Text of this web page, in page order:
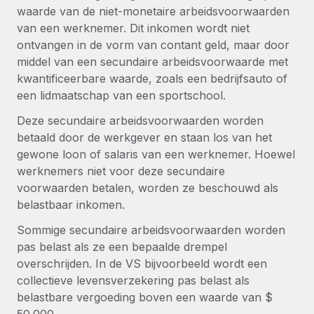
Zzp'ers internationaal onboarden en beheren
PEO
Ingewikkelde HR-taken eenvoudig uitbesteden
INFRASTRUCTUUR
Remote Embedded
HR naadloos in workflows integreren
Ingebouwde essentiële HR-functies voor je team
Verbinden Nieuw
AI-tools koppelen aan Remote met onze MCP
Processen stroomlijnen met essentiële zakelijke tools
GROEIFASE
Start-ups
Flexibele global HR en payroll solutions voor groeiende
bedrijven
Mid-market
Teams uitbreiden met HR solutions op maat
Enterprise
Global HR voor grote bedrijven
WERK MET ONS SAMEN
Strategische technologiepartners
Integreer global HR flexibel in je platform
Een partner worden
Betalingscalculator voor zzp'ers
Ontdek valuta-opties en betaalsnelheden voor
internationale zzp'ers
LEREN MET REMOTE
Casestudy's
HR-woordenlijst
Checklists en templates
Bibliotheek met functiebeschrijvingen
Evenementen
Nederlands
Français
Deutsch
Español
Italiano
Português (Portugal)
日本語
한국어
中文（简体）
Inloggen
waarde van de niet-monetaire arbeidsvoorwaarden
van een werknemer. Dit inkomen wordt niet
ontvangen in de vorm van contant geld, maar door
middel van een secundaire arbeidsvoorwaarde met
kwantificeerbare waarde, zoals een bedrijfsauto of
een lidmaatschap van een sportschool.
Deze secundaire arbeidsvoorwaarden worden
betaald door de werkgever en staan los van het
gewone loon of salaris van een werknemer. Hoewel
werknemers niet voor deze secundaire
voorwaarden betalen, worden ze beschouwd als
belastbaar inkomen.
Sommige secundaire arbeidsvoorwaarden worden
pas belast als ze een bepaalde drempel
overschrijden. In de VS bijvoorbeeld wordt een
collectieve levensverzekering pas belast als
belastbare vergoeding boven een waarde van $